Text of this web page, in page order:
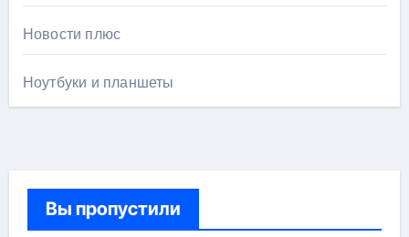
Новости плюс
Ноутбуки и планшеты
Вы пропустили